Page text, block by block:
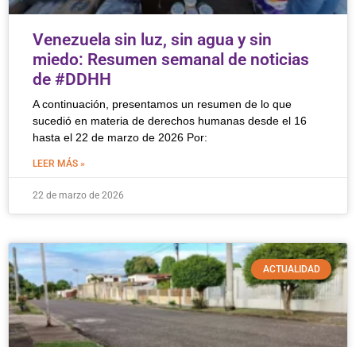
Venezuela sin luz, sin agua y sin
miedo: Resumen semanal de noticias
de #DDHH
A continuación, presentamos un resumen de lo que
sucedió en materia de derechos humanas desde el 16
hasta el 22 de marzo de 2026 Por:
LEER MÁS »
22 de marzo de 2026
ACTUALIDAD